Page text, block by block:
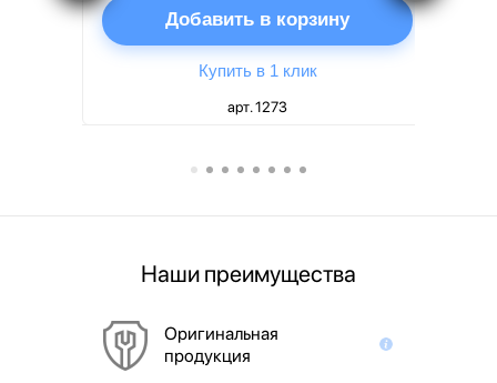
Добавить в корзину
Купить в 1 клик
арт. 1273
Наши преимущества
Оригинальная
продукция